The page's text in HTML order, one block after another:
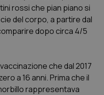
rossi che pian piano si
del corpo, a partire dal
dopo circa 4/5
che dal 2017
a 16 anni. Prima che il
rappresentava